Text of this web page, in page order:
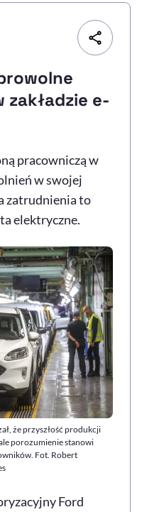
, otwiera się w nowym
w nowym oknie
Zgłoś problem
, otwiera się w
zakładzie e-
pracowniczą w
w swojej
zatrudnienia to
elektryczne.
że przyszłość produkcji
porozumienie stanowi
Fot. Robert
Ford